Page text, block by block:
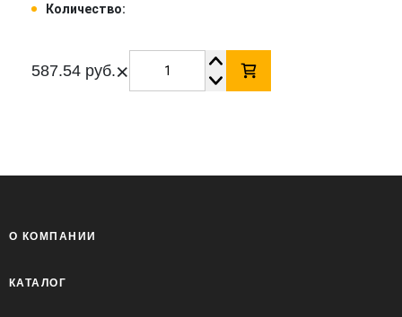
Количество:
587.54 руб.×
О КОМПАНИИ
КАТАЛОГ